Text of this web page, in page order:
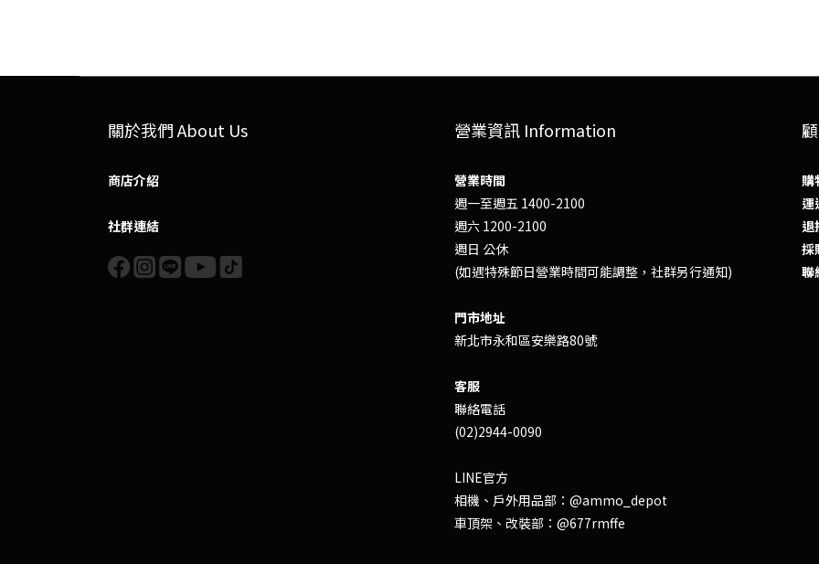
關於我們 About Us
商店介紹
社群連結
營業資訊 Information
營業時間
週一至週五 1400-2100
週六 1200-2100
週日 公休
(如遇特殊節日營業時間可能調整，社群另行通知)
門市地址
新北市永和區安樂路80號
客服
聯絡電話
(02)2944-0090
LINE官方
相機、戶外用品部：@ammo_depot
車頂架、改裝部：@677rmffe
購
採
聯